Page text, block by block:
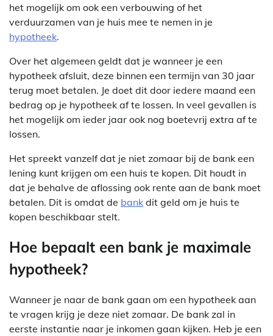
het mogelijk om ook een verbouwing of het
verduurzamen van je huis mee te nemen in je
hypotheek.
Over het algemeen geldt dat je wanneer je een
hypotheek afsluit, deze binnen een termijn van 30 jaar
terug moet betalen. Je doet dit door iedere maand een
bedrag op je hypotheek af te lossen. In veel gevallen is
het mogelijk om ieder jaar ook nog boetevrij extra af te
lossen.
Het spreekt vanzelf dat je niet zomaar bij de bank een
lening kunt krijgen om een huis te kopen. Dit houdt in
dat je behalve de aflossing ook rente aan de bank moet
betalen. Dit is omdat de bank dit geld om je huis te
kopen beschikbaar stelt.
Hoe bepaalt een bank je maximale
hypotheek?
Wanneer je naar de bank gaan om een hypotheek aan
te vragen krijg je deze niet zomaar. De bank zal in
eerste instantie naar je inkomen gaan kijken. Heb je een